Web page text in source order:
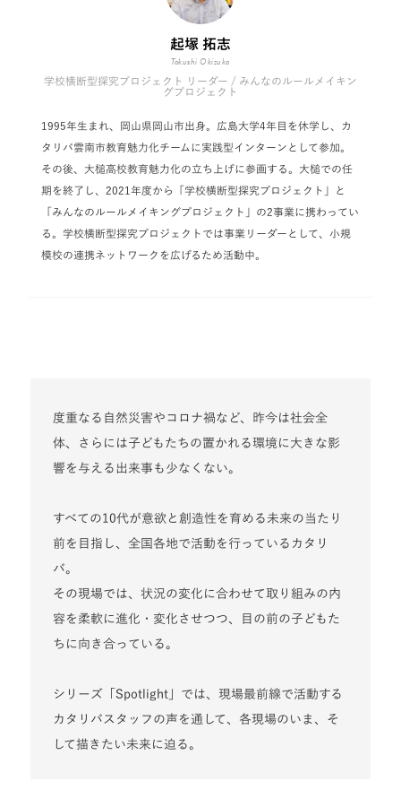
起塚 拓志
Takushi Okizuka
学校横断型探究プロジェクト リーダー / みんなのルールメイキン
グプロジェクト
1995年生まれ、岡山県岡山市出身。広島大学4年目を休学し、カ
タリバ雲南市教育魅力化チームに実践型インターンとして参加。
その後、大槌高校教育魅力化の立ち上げに参画する。大槌での任
期を終了し、2021年度から「学校横断型探究プロジェクト」と
「みんなのルールメイキングプロジェクト」の2事業に携わってい
る。学校横断型探究プロジェクトでは事業リーダーとして、小規
模校の連携ネットワークを広げるため活動中。
度重なる自然災害やコロナ禍など、昨今は社会全
体、さらには子どもたちの置かれる環境に大きな影
響を与える出来事も少なくない。
すべての10代が意欲と創造性を育める未来の当たり
前を目指し、全国各地で活動を行っているカタリ
バ。
その現場では、状況の変化に合わせて取り組みの内
容を柔軟に進化・変化させつつ、目の前の子どもた
ちに向き合っている。
シリーズ「Spotlight」では、現場最前線で活動する
カタリバスタッフの声を通して、各現場のいま、そ
して描きたい未来に迫る。